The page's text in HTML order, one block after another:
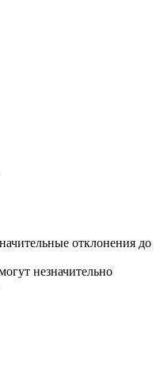
отклонения до
незначительно